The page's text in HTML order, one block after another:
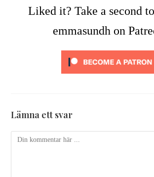
Liked it? Take a second
emmasundh on
Lämna ett svar